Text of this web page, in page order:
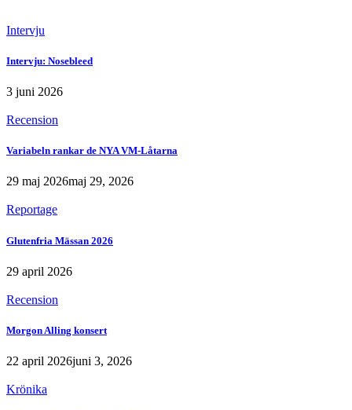
Intervju
Intervju: Nosebleed
3 juni 2026
Recension
Variabeln rankar de NYA VM-Låtarna
29 maj 2026maj 29, 2026
Reportage
Glutenfria Mässan 2026
29 april 2026
Recension
Morgon Alling konsert
22 april 2026juni 3, 2026
Krönika